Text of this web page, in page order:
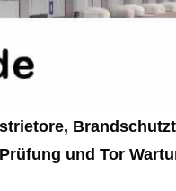
und Tor